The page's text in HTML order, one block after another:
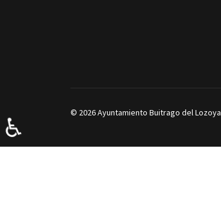
© 2026 Ayuntamiento Buitrago del Lozoya